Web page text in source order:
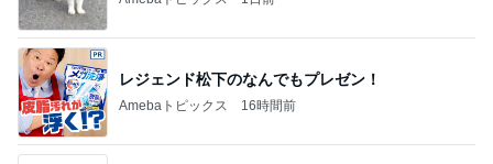
レジェンド松下のなんでもプレゼン！
Amebaトピックス 16時間前